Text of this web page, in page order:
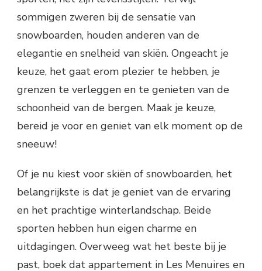
sommigen zweren bij de sensatie van
snowboarden, houden anderen van de
elegantie en snelheid van skiën. Ongeacht je
keuze, het gaat erom plezier te hebben, je
grenzen te verleggen en te genieten van de
schoonheid van de bergen. Maak je keuze,
bereid je voor en geniet van elk moment op de
sneeuw!
Of je nu kiest voor skiën of snowboarden, het
belangrijkste is dat je geniet van de ervaring
en het prachtige winterlandschap. Beide
sporten hebben hun eigen charme en
uitdagingen. Overweeg wat het beste bij je
past, boek dat appartement in Les Menuires en